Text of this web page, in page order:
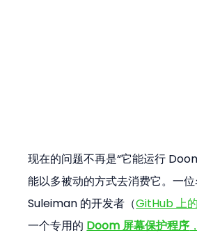
现在的问题不再是“它能运行
能以多被动的方式去消费它。一
Suleiman 的开发者（GitHub 上
一个专用的 Doom 屏幕保护程序